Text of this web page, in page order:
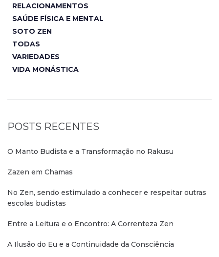
RELACIONAMENTOS
SAÚDE FÍSICA E MENTAL
SOTO ZEN
TODAS
VARIEDADES
VIDA MONÁSTICA
POSTS RECENTES
O Manto Budista e a Transformação no Rakusu
Zazen em Chamas
No Zen, sendo estimulado a conhecer e respeitar outras
escolas budistas
Entre a Leitura e o Encontro: A Correnteza Zen
A Ilusão do Eu e a Continuidade da Consciência